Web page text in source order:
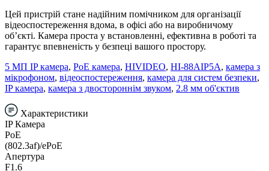
Цей пристрій стане надійним помічником для організації
відеоспостереження вдома, в офісі або на виробничому
об’єкті. Камера проста у встановленні, ефективна в роботі та
гарантує впевненість у безпеці вашого простору.
5 МП IP камера, PoE камера, HIVIDEO, HI-88AIP5A, камера з
мікрофоном, відеоспостереження, камера для систем безпеки,
IP камера, камера з двостороннім звуком, 2.8 мм об'єктив
Характеристики
IP Камера
PoE
(802.3af)/ePoE
Апертура
F1.6